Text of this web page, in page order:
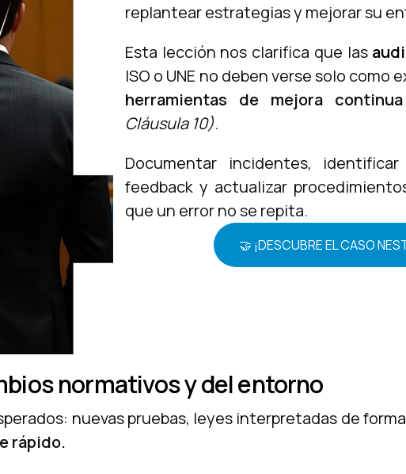
replantear estrategias y mejorar su
Esta lección nos clarifica que las
ISO o UNE no deben verse solo como
herramientas de mejora continua
Cláusula 10).
Documentar incidentes,
feedback y actualizar
que un error no se repita.
🤝 ¡DESCUBRE EL CASO
normativos y del entorno
nuevas pruebas, leyes interpretadas de
rápido.